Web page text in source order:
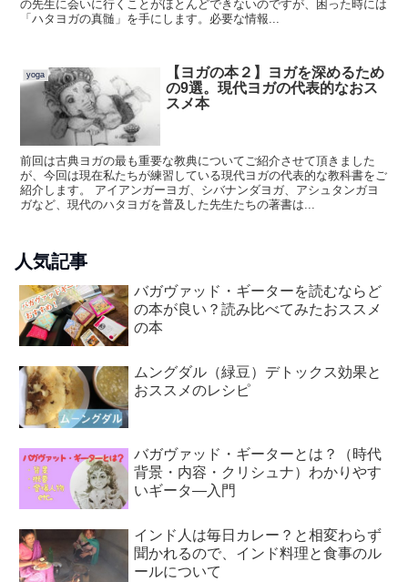
の先生に会いに行くことがほとんどできないのですが、困った時には
「ハタヨガの真髄」を手にします。必要な情報...
yoga
【ヨガの本２】ヨガを深めるため
の9選。現代ヨガの代表的なおス
スメ本
前回は古典ヨガの最も重要な教典についてご紹介させて頂きました
が、今回は現在私たちが練習している現代ヨガの代表的な教科書をご
紹介します。 アイアンガーヨガ、シバナンダヨガ、アシュタンガヨ
ガなど、現代のハタヨガを普及した先生たちの著書は...
人気記事
バガヴァッド・ギーターを読むならど
の本が良い？読み比べてみたおススメ
の本
ムングダル（緑豆）デトックス効果と
おススメのレシピ
バガヴァッド・ギーターとは？（時代
背景・内容・クリシュナ）わかりやす
いギータ―入門
インド人は毎日カレー？と相変わらず
聞かれるので、インド料理と食事のル
ールについて